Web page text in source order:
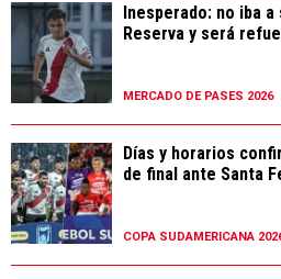
Inesperado: no iba
Reserva y será
MERCADO DE PASES 2026
Días y horarios
de final ante Santa
COPA SUDAMERICANA